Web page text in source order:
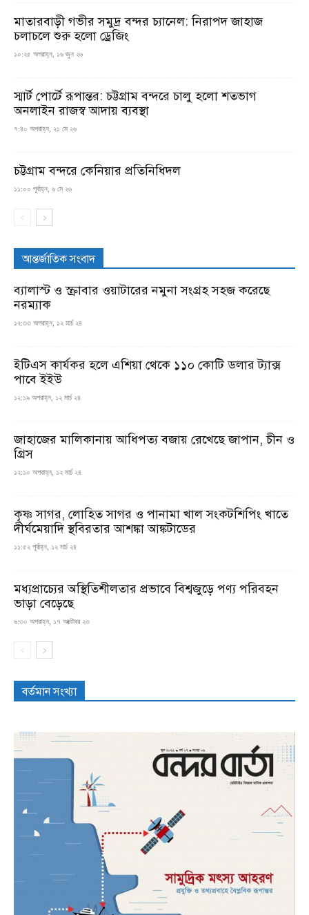
মাতারবাড়ী গভীর সমুদ্র বন্দর চ্যানেল: নিরাপদ জাহাজ
চলাচলে শুরু হলো ড্রেজিং
১০:২৫ অপরাহ্ন, ১৬ জুন ২৬
স্মার্ট পোর্টে রূপান্তর: চট্টগ্রাম বন্দরে চালু হলো শতভাগ
অনলাইন রাজস্ব আদায় ব্যবস্থা
৭:৪০ অপরাহ্ন, ২১ মে ২৬
চট্টগ্রাম বন্দরে কেনিয়ার প্রতিনিধিদল
১১:০০ পূর্বাহ্ন, ৬ মে ২৬
আন্তর্জাতিক সংবাদ
ব্যালাস্ট ও স্ক্রাবার ওয়াটারের নমুনা সংগ্রহ সহজ করেছে
নরম্যাক
১২:৩৩ অপরাহ্ন, ১২ মার্চ ২৪
ইটিএস কার্যকর হলে এশিয়া থেকে ১১০ কোটি ডলার ট্যাক্স
পাবে ইইউ
১২:১৯ অপরাহ্ন, ১২ মার্চ ২৪
জাহাজের মালিকানায় আধিপত্য বজায় রেখেছে জাপান, চীন ও
গ্রিস
১২:১০ অপরাহ্ন, ১২ মার্চ ২৪
কৃষ্ণ সাগর, লোহিত সাগর ও পানামা খাল সংকটশিপিং খাতে
দীর্ঘমেয়াদি স্থবিরতার আশঙ্কা আঙ্কটাডের
১১:৫২ পূর্বাহ্ন, ১২ মার্চ ২৪
মধ্যপ্রাচ্যের অস্থিতিশীলতার প্রভাবে বিশ্বজুড়ে পণ্য পরিবহন
ভাড়া বেড়েছে
৬:৩০ অপরাহ্ন, ১৭ অক্টোবর ২৩
বর্তমান সংখ্যা